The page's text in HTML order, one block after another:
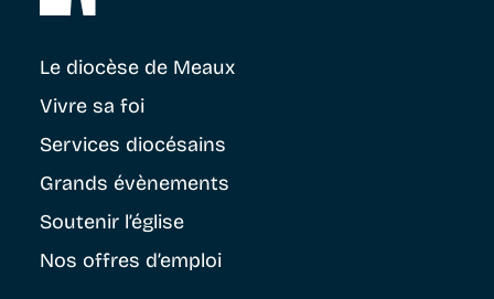
Le diocèse de Meaux
Vivre sa foi
Services diocésains
Grands évènements
Soutenir l’église
Nos offres d’emploi